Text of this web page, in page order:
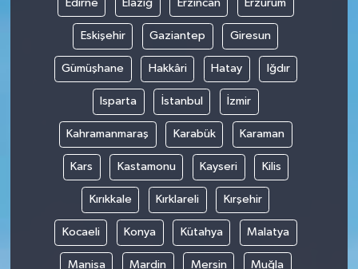
Edirne Elazığ Erzincan Erzurum
Eskişehir Gaziantep Giresun
Gümüşhane Hakkâri Hatay Iğdır
Isparta İstanbul İzmir
Kahramanmaraş Karabük Karaman
Kars Kastamonu Kayseri Kilis
Kırıkkale Kırklareli Kırşehir
Kocaeli Konya Kütahya Malatya
Manisa Mardin Mersin Muğla